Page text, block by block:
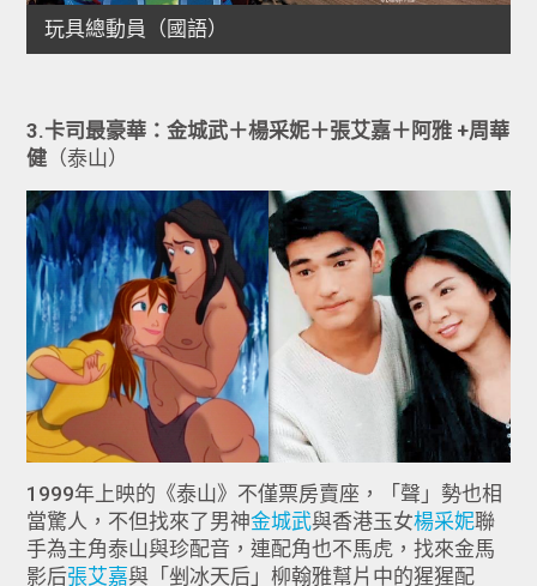
3.卡司最豪華：金城武＋楊采妮＋張艾嘉＋阿雅 +周華
健 （泰山）
1999年上映的《泰山》不僅票房賣座，「聲」勢也相
當驚人，不但找來了男神金城武與香港玉女楊采妮聯
手為主角泰山與珍配音，連配角也不馬虎，找來金馬
影后張艾嘉與「剉冰天后」柳翰雅幫片中的猩猩配